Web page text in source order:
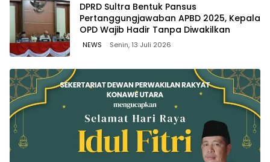
DPRD Sultra Bentuk Pansus
Pertanggungjawaban APBD 2025, Kepala
OPD Wajib Hadir Tanpa Diwakilkan
NEWS Senin, 13 Juli 2026